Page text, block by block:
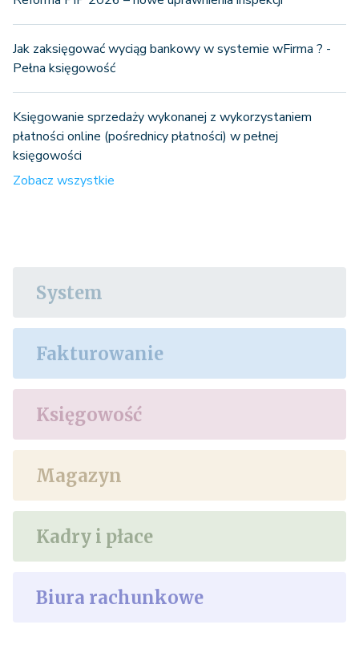
Jak zaksięgować wyciąg bankowy w systemie wFirma ? -
Pełna księgowość
Księgowanie sprzedaży wykonanej z wykorzystaniem
płatności online (pośrednicy płatności) w pełnej
księgowości
Zobacz wszystkie
System
Fakturowanie
Księgowość
Magazyn
Kadry i płace
Biura rachunkowe